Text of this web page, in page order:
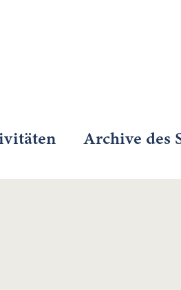
Archive des